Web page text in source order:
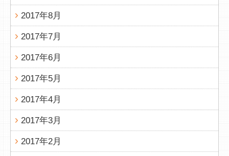
2017年8月
2017年7月
2017年6月
2017年5月
2017年4月
2017年3月
2017年2月